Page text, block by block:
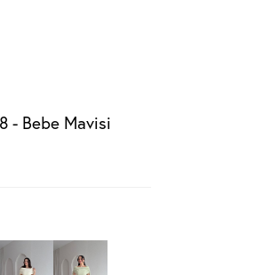
- Bebe Mavisi